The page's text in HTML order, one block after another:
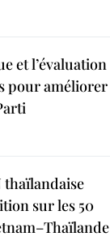
et l’évaluation
pour améliorer
thaïlandaise
sur les 50